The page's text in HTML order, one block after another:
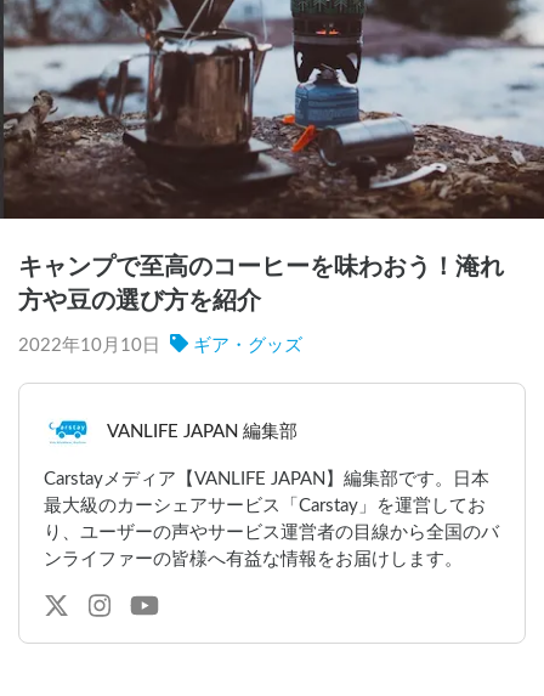
キャンプで至高のコーヒーを味わおう！淹れ
方や豆の選び方を紹介
2022年10月10日 ギア・グッズ
VANLIFE JAPAN 編集部
Carstayメディア【VANLIFE JAPAN】編集部です。日本
最大級のカーシェアサービス「Carstay」を運営してお
り、ユーザーの声やサービス運営者の目線から全国のバ
ンライファーの皆様へ有益な情報をお届けします。